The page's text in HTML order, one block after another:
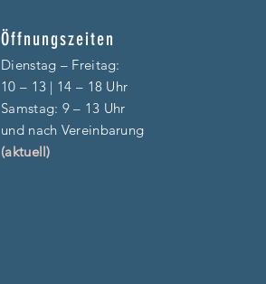
Öffnungszeiten
Dienstag – Freitag:
10 – 13 | 14 – 18 Uhr
​​Samstag: 9 – 13 Uhr
und nach Vereinbarung
(aktuell)